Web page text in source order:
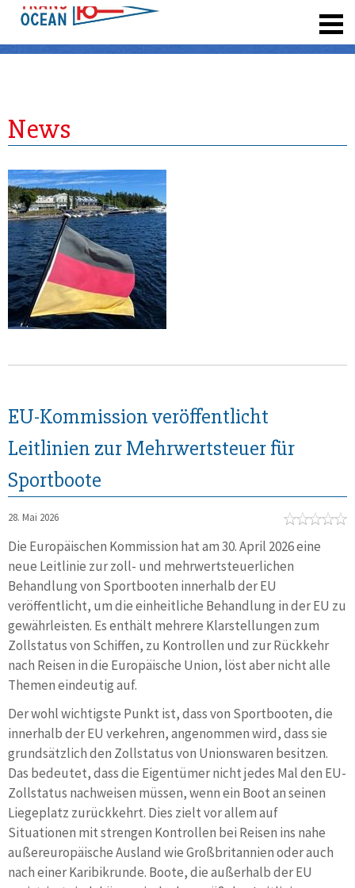
News
EU-Kommission veröffentlicht
Leitlinien zur Mehrwertsteuer für
Sportboote
28. Mai 2026
Die Europäischen Kommission hat am 30. April 2026 eine
neue Leitlinie zur zoll- und mehrwertsteuerlichen
Behandlung von Sportbooten innerhalb der EU
veröffentlicht, um die einheitliche Behandlung in der EU zu
gewährleisten. Es enthält mehrere Klarstellungen zum
Zollstatus von Schiffen, zu Kontrollen und zur Rückkehr
nach Reisen in die Europäische Union, löst aber nicht alle
Themen eindeutig auf.
Der wohl wichtigste Punkt ist, dass von Sportbooten, die
innerhalb der EU verkehren, angenommen wird, dass sie
grundsätzlich den Zollstatus von Unionswaren besitzen.
Das bedeutet, dass die Eigentümer nicht jedes Mal den EU-
Zollstatus nachweisen müssen, wenn ein Boot an seinen
Liegeplatz zurückkehrt. Dies zielt vor allem auf
Situationen mit strengen Kontrollen bei Reisen ins nahe
außereuropäische Ausland wie Großbritannien oder auch
nach einer Karibikrunde. Boote, die außerhalb der EU